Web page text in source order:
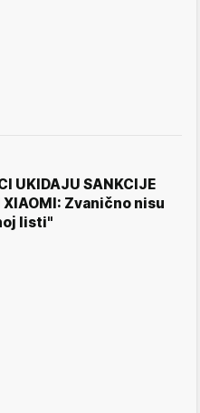
UKIDAJU SANKCIJE
XIAOMI: Zvanično nisu
listi"